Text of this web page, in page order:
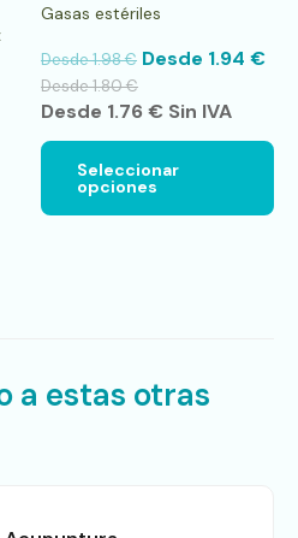
Gasas estériles
Desde1.98€ Desde 1.94 €
Desde1.80€
Desde 1.76€ Sin IVA
Seleccionar
opciones
la
a estas otras